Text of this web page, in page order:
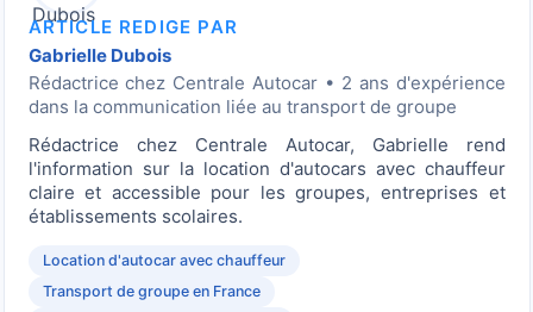
ARTICLE REDIGE PAR
Gabrielle Dubois
Rédactrice chez Centrale Autocar • 2 ans d'expérience
dans la communication liée au transport de groupe
Rédactrice chez Centrale Autocar, Gabrielle rend
l'information sur la location d'autocars avec chauffeur
claire et accessible pour les groupes, entreprises et
établissements scolaires.
Location d'autocar avec chauffeur
Transport de groupe en France